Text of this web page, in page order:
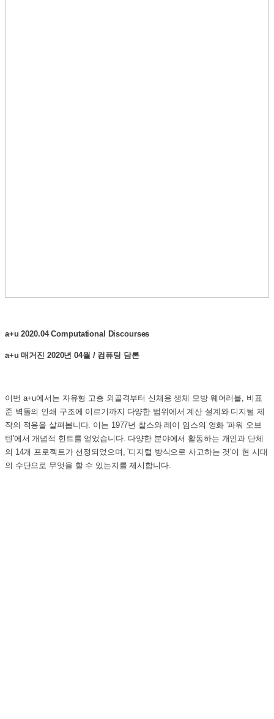
a+u 2020.04 Computational Discourses
a+u 매거진 2020년 04월 / 컴퓨팅 담론
이번 a+u에서는 자유형 고층 외골격부터 신체용 생체 모방 웨어러블, 비표
준 벽돌의 인쇄 구조에 이르기까지 다양한 범위에서 계산 설계와 디지털 제
작의 적용을 살펴봅니다. 이는 1977년 찰스와 레이 임스의 영화 '파워 오브
텐'에서 개념적 힌트를 얻었습니다. 다양한 분야에서 활동하는 개인과 단체
의 14개 프로젝트가 선정되었으며, '디지털 방식으로 사고하는 것'이 현 시대
의 수단으로 무엇을 할 수 있는지를 제시합니다.